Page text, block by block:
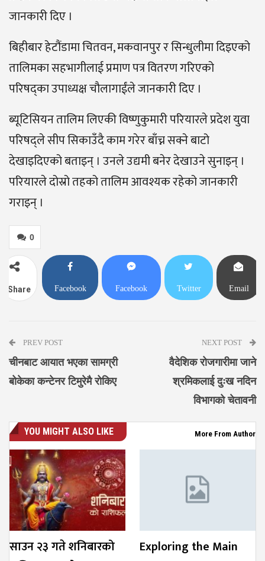
जानकारी दिए ।
बिहीबार हेटौंडामा चितवन, मकवानपुर र सिन्धुलीमा दिइएको
तालिमका सहभागीलाई प्रमाण पत्र वितरण गरिएको
परिषद्का उपाध्यक्ष चौलागाईंले जानकारी दिए ।
ब्यूटिसियन तालिम लिएकी विष्णुकुमारी परियारले प्रदेश युवा
परिषद्ले सीप सिकाउँदै काम गरेर बाँच्न सक्ने बाटो
देखाइदिएको बताइन् । उनले उद्यमी बनेर देखाउने सुनाइन् ।
परियारले दोस्रो तहको तालिम आवश्यक रहेको जानकारी
गराइन् ।
0
Share Facebook Facebook Twitter Email
PREV POST
चीनबाट आयात भएका सामग्री
बोकेका कन्टेनर टिमुरेमै रोकिए
NEXT POST
वैदेशिक रोजगारीमा जाने
श्रमिकलाई दुःख नदिन
विभागको चेतावनी
YOU MIGHT ALSO LIKE More From Author
साउन २३ गते शनिबारको
Exploring the Main